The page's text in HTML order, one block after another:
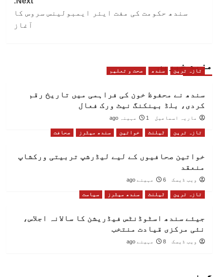
سندھ حکومت کی مفت ایئر ایمبولینس سروس کا
آغاز
مزید خبریں
تازہ ترین سندھ صحت و تعلیم
سندھ نے محفوظ خون کی فراہمی میں تاریخ رقم
کردی، بلڈ بینکنگ نیٹ ورک فعال
ماریہ اسماعیل 1 مہینہ ago
تازہ ترین ٹیلنٹ خواتین سندھ میٹرز صحافت
خواتین صحافیوں کے لیے لیڈرشپ تربیتی ورکشاپ
منعقد
ویب ڈیسک 6 مہینے ago
تازہ ترین ٹیلنٹ سندھ میٹرز سیاست
جیئے سندھ اسٹوڈنٹس فیڈریشن کا سالانہ اجلاس،
نئی مرکزی قیادت منتخب
ویب ڈیسک 8 مہینے ago